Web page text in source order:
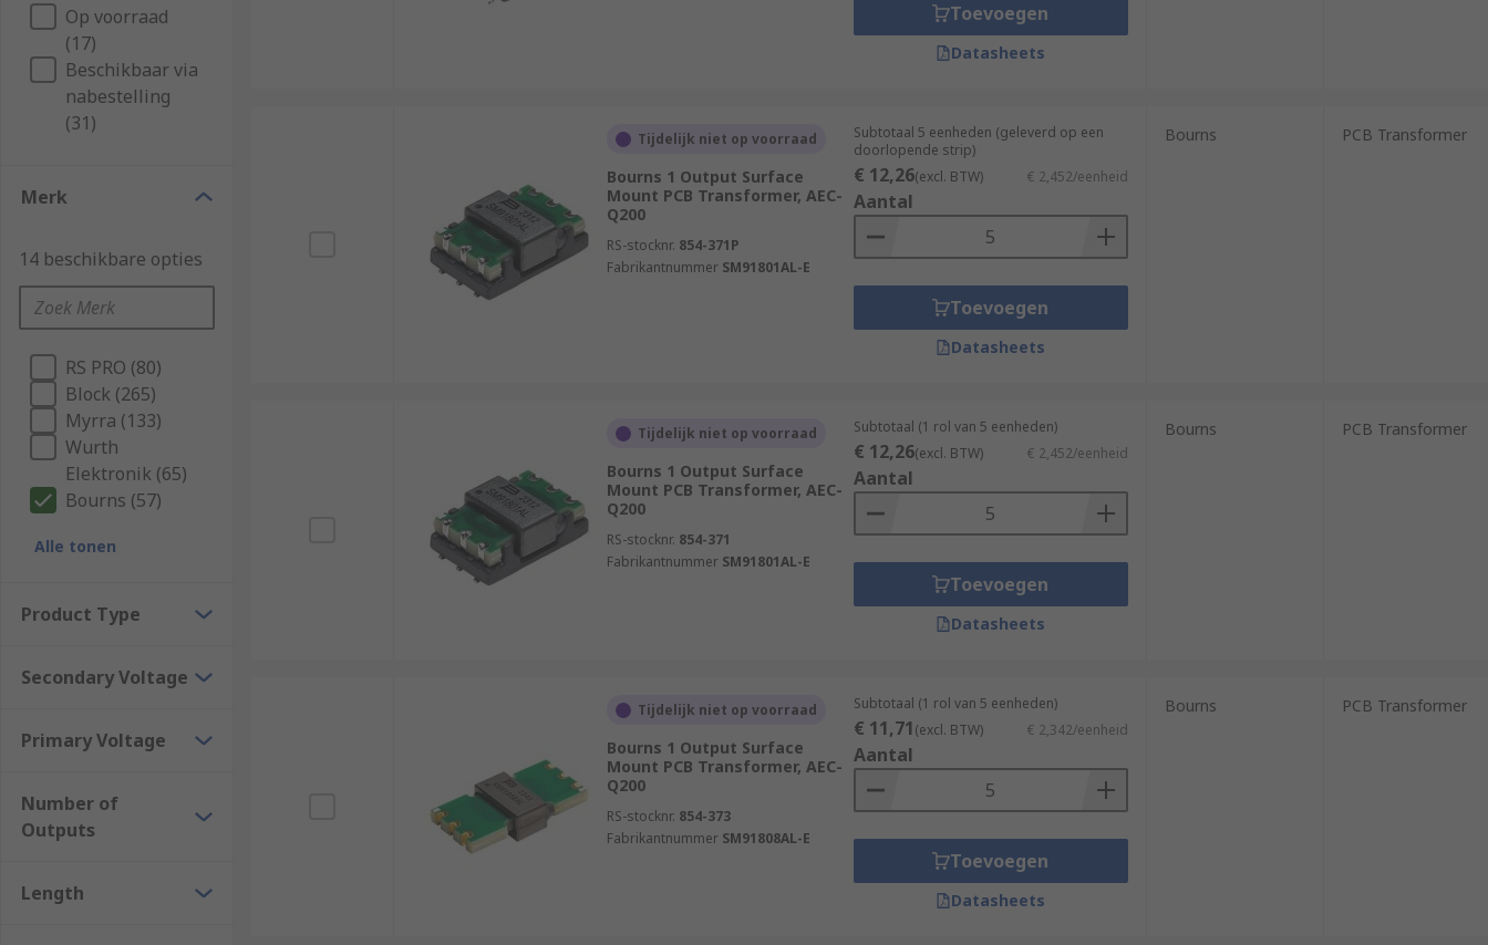
Op voorraad
(17)
Beschikbaar via
nabestelling
(31)
Merk
14 beschikbare opties
RS PRO (80)
Block (265)
Myrra (133)
Wurth
Elektronik (65)
Bourns (57)
Alle tonen
Product Type
Secondary Voltage
Primary Voltage
Number of
Outputs
Length
Toevoegen
Datasheets
Tijdelijk niet op voorraad
Bourns 1 Output Surface
Mount PCB Transformer, AEC-
Q200
RS-stocknr. 854-371P
Fabrikantnummer SM91801AL-E
Subtotaal 5 eenheden (geleverd op een
doorlopende strip)
€ 12,26(excl. BTW) € 2,452/eenheid
Aantal
Toevoegen
Datasheets
Bourns PCB Transformer
Tijdelijk niet op voorraad
Bourns 1 Output Surface
Mount PCB Transformer, AEC-
Q200
RS-stocknr. 854-371
Fabrikantnummer SM91801AL-E
Subtotaal (1 rol van 5 eenheden)
€ 12,26(excl. BTW) € 2,452/eenheid
Aantal
Toevoegen
Datasheets
Bourns PCB Transformer
Tijdelijk niet op voorraad
Bourns 1 Output Surface
Mount PCB Transformer, AEC-
Q200
RS-stocknr. 854-373
Fabrikantnummer SM91808AL-E
Subtotaal (1 rol van 5 eenheden)
€ 11,71(excl. BTW) € 2,342/eenheid
Aantal
Toevoegen
Datasheets
Bourns PCB Transformer